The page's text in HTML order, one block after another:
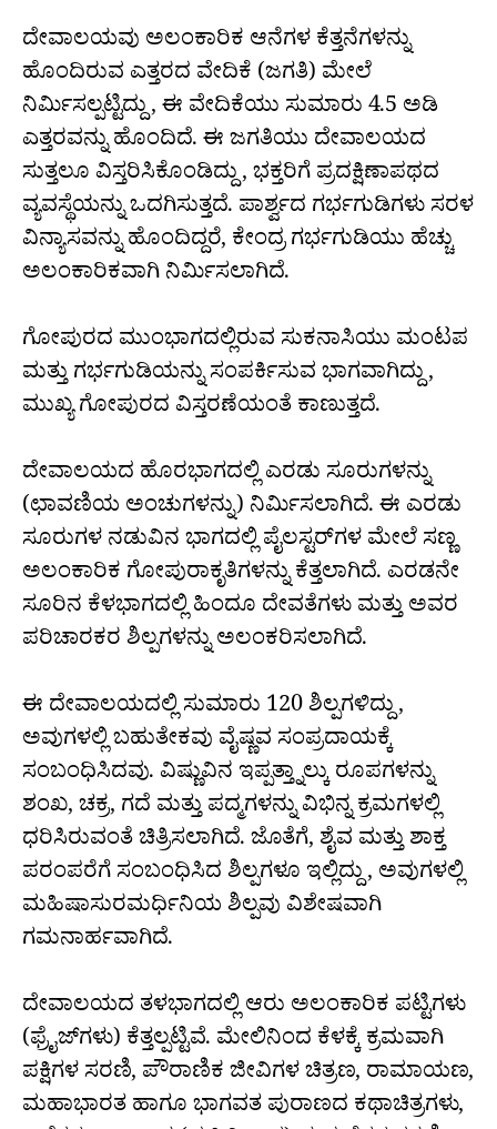
ದೇವಾಲಯವು ಅಲಂಕಾರಿಕ ಆನೆಗಳ ಕೆತ್ತನೆಗಳನ್ನು
ಹೊಂದಿರುವ ಎತ್ತರದ ವೇದಿಕೆ (ಜಗತಿ) ಮೇಲೆ
ನಿರ್ಮಿಸಲ್ಪಟ್ಟಿದ್ದು, ಈ ವೇದಿಕೆಯು ಸುಮಾರು 4.5 ಅಡಿ
ಎತ್ತರವನ್ನು ಹೊಂದಿದೆ. ಈ ಜಗತಿಯು ದೇವಾಲಯದ
ಸುತ್ತಲೂ ವಿಸ್ತರಿಸಿಕೊಂಡಿದ್ದು, ಭಕ್ತರಿಗೆ ಪ್ರದಕ್ಷಿಣಾಪಥದ
ವ್ಯವಸ್ಥೆಯನ್ನು ಒದಗಿಸುತ್ತದೆ. ಪಾರ್ಶ್ವದ ಗರ್ಭಗುಡಿಗಳು ಸರಳ
ವಿನ್ಯಾಸವನ್ನು ಹೊಂದಿದ್ದರೆ, ಕೇಂದ್ರ ಗರ್ಭಗುಡಿಯು ಹೆಚ್ಚು
ಅಲಂಕಾರಿಕವಾಗಿ ನಿರ್ಮಿಸಲಾಗಿದೆ.
ಗೋಪುರದ ಮುಂಭಾಗದಲ್ಲಿರುವ ಸುಕನಾಸಿಯು ಮಂಟಪ
ಮತ್ತು ಗರ್ಭಗುಡಿಯನ್ನು ಸಂಪರ್ಕಿಸುವ ಭಾಗವಾಗಿದ್ದು,
ಮುಖ್ಯ ಗೋಪುರದ ವಿಸ್ತರಣೆಯಂತೆ ಕಾಣುತ್ತದೆ.
ದೇವಾಲಯದ ಹೊರಭಾಗದಲ್ಲಿ ಎರಡು ಸೂರುಗಳನ್ನು
(ಛಾವಣಿಯ ಅಂಚುಗಳನ್ನು) ನಿರ್ಮಿಸಲಾಗಿದೆ. ಈ ಎರಡು
ಸೂರುಗಳ ನಡುವಿನ ಭಾಗದಲ್ಲಿ ಪೈಲಸ್ಟರ್‌ಗಳ ಮೇಲೆ ಸಣ್ಣ
ಅಲಂಕಾರಿಕ ಗೋಪುರಾಕೃತಿಗಳನ್ನು ಕೆತ್ತಲಾಗಿದೆ. ಎರಡನೇ
ಸೂರಿನ ಕೆಳಭಾಗದಲ್ಲಿ ಹಿಂದೂ ದೇವತೆಗಳು ಮತ್ತು ಅವರ
ಪರಿಚಾರಕರ ಶಿಲ್ಪಗಳನ್ನು ಅಲಂಕರಿಸಲಾಗಿದೆ.
ಈ ದೇವಾಲಯದಲ್ಲಿ ಸುಮಾರು 120 ಶಿಲ್ಪಗಳಿದ್ದು,
ಅವುಗಳಲ್ಲಿ ಬಹುತೇಕವು ವೈಷ್ಣವ ಸಂಪ್ರದಾಯಕ್ಕೆ
ಸಂಬಂಧಿಸಿದವು. ವಿಷ್ಣುವಿನ ಇಪ್ಪತ್ತ್ನಾಲ್ಕು ರೂಪಗಳನ್ನು
ಶಂಖ, ಚಕ್ರ, ಗದೆ ಮತ್ತು ಪದ್ಮಗಳನ್ನು ವಿಭಿನ್ನ ಕ್ರಮಗಳಲ್ಲಿ
ಧರಿಸಿರುವಂತೆ ಚಿತ್ರಿಸಲಾಗಿದೆ. ಜೊತೆಗೆ, ಶೈವ ಮತ್ತು ಶಾಕ್ತ
ಪರಂಪರೆಗೆ ಸಂಬಂಧಿಸಿದ ಶಿಲ್ಪಗಳೂ ಇಲ್ಲಿದ್ದು, ಅವುಗಳಲ್ಲಿ
ಮಹಿಷಾಸುರಮರ್ಧಿನಿಯ ಶಿಲ್ಪವು ವಿಶೇಷವಾಗಿ
ಗಮನಾರ್ಹವಾಗಿದೆ.
ದೇವಾಲಯದ ತಳಭಾಗದಲ್ಲಿ ಆರು ಅಲಂಕಾರಿಕ ಪಟ್ಟಿಗಳು
(ಫ್ರೈಜ್‌ಗಳು) ಕೆತ್ತಲ್ಪಟ್ಟಿವೆ. ಮೇಲಿನಿಂದ ಕೆಳಕ್ಕೆ ಕ್ರಮವಾಗಿ
ಪಕ್ಷಿಗಳ ಸರಣಿ, ಪೌರಾಣಿಕ ಜೀವಿಗಳ ಚಿತ್ರಣ, ರಾಮಾಯಣ,
ಮಹಾಭಾರತ ಹಾಗೂ ಭಾಗವತ ಪುರಾಣದ ಕಥಾಚಿತ್ರಗಳು,